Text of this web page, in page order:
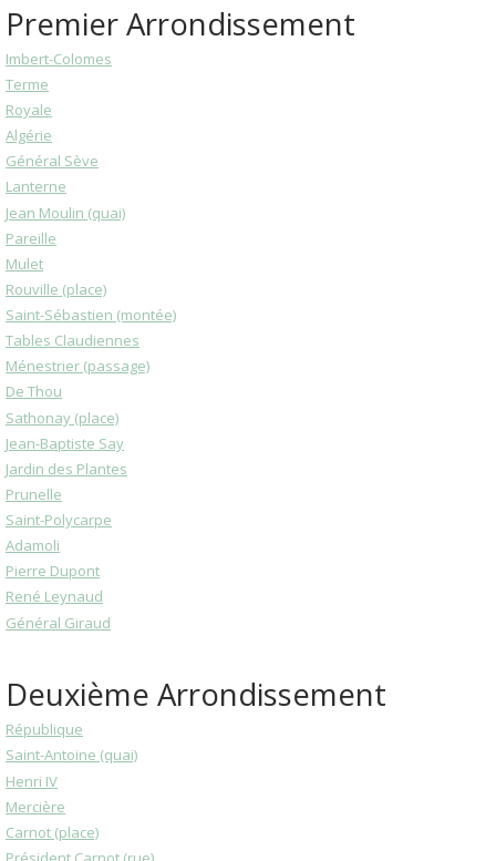
Premier Arrondissement
Imbert-Colomes
Terme
Royale
Algérie
Général Sève
Lanterne
Jean Moulin (quai)
Pareille
Mulet
Rouville (place)
Saint-Sébastien (montée)
Tables Claudiennes
Ménestrier (passage)
De Thou
Sathonay (place)
Jean-Baptiste Say
Jardin des Plantes
Prunelle
Saint-Polycarpe
Adamoli
Pierre Dupont
René Leynaud
Général Giraud
Deuxième Arrondissement
République
Saint-Antoine (quai)
Henri IV
Mercière
Carnot (place)